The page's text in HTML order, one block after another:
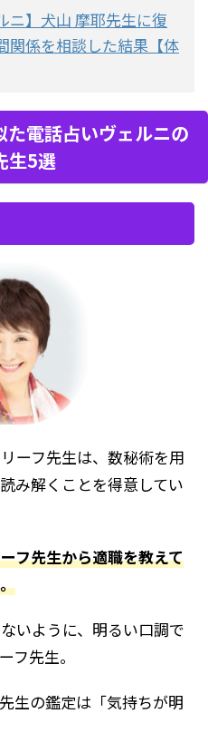
ニ】犬山 摩耶先生に復
関係を相談した結果【体
た電話占いヴェルニの
生5選
ーフ先生は、数秘術を用
み解くことを得意してい
フ先生から適職を教えて
いように、明るい口調で
フ先生。
生の鑑定は「気持ちが明